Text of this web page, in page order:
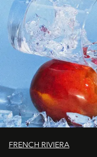
FRENCH RIVIERA